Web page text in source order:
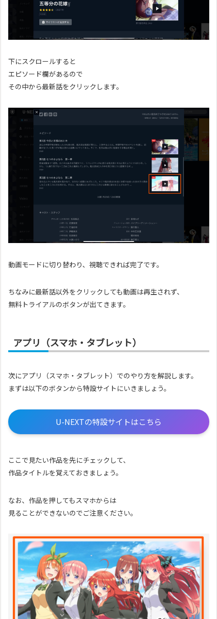
下にスクロールすると
エピソード欄があるので
その中から最新話をクリックします。
動画モードに切り替わり、視聴できれば完了です。
ちなみに最新話以外をクリックしても動画は再生されず、
無料トライアルのボタンが出てきます。
アプリ（スマホ・タブレット）
次にアプリ（スマホ・タブレット）でのやり方を解説します。
まずは以下のボタンから特設サイトにいきましょう。
U-NEXTの特設サイトはこちら
ここで見たい作品を先にチェックして、
作品タイトルを覚えておきましょう。
なお、作品を押してもスマホからは
見ることができないのでご注意ください。